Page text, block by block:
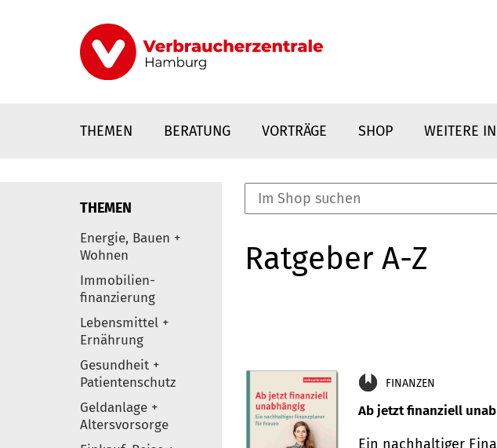
THEMEN BERATUNG VORTRÄGE SHOP WEITERE
Elemente
THEMEN
Energie, Bauen +
Wohnen
Immobilien-
finanzierung
Lebensmittel +
Ernährung
Gesundheit +
Patientenschutz
Geldanlage +
Altersvorsorge
Ratgeber A-Z
FINANZEN
Ab jetzt finanziell
Ein nachhaltiger